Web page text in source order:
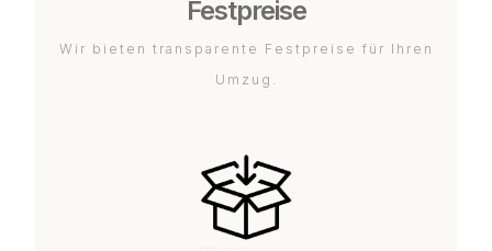
Festpreise
Wir bieten transparente Festpreise für Ihren
Umzug.